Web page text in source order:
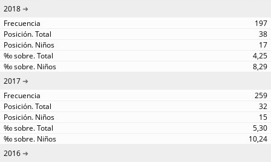
2018
197
38
17
4,25
8,29
2017
259
32
15
5,30
10,24
2016